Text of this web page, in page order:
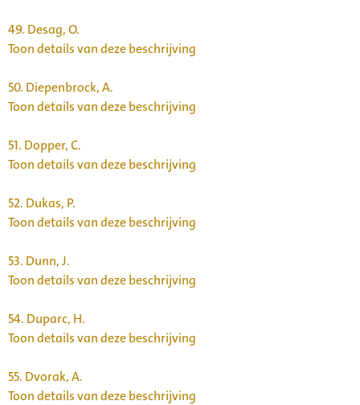
49. Desag, O.
Toon details van deze beschrijving
50. Diepenbrock, A.
Toon details van deze beschrijving
51. Dopper, C.
Toon details van deze beschrijving
52. Dukas, P.
Toon details van deze beschrijving
53. Dunn, J.
Toon details van deze beschrijving
54. Duparc, H.
Toon details van deze beschrijving
55. Dvorak, A.
Toon details van deze beschrijving